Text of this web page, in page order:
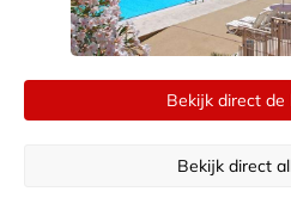
Bekijk direct de
Bekijk direct